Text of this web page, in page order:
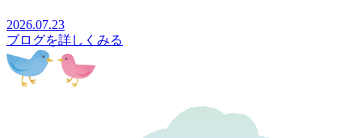
2026.07.23
ブログを詳しくみる